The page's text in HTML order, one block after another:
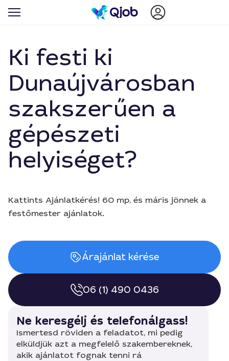
Ki festi ki
Dunaújvárosban
szakszerűen a
gépészeti
helyiséget?
Kattints Ajánlatkérés! 60 mp, és máris jönnek a
festőmester ajánlatok.
Árajánlat kérése
06 (1) 490 0436
Ne keresgélj és telefonálgass!
Ismertesd röviden a feladatot, mi pedig
elküldjük azt a megfelelő szakembereknek,
akik ajánlatot fognak tenni rá